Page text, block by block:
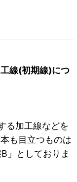
線(初期線)につ
る加工線などを
も目立つものは
」としておりま